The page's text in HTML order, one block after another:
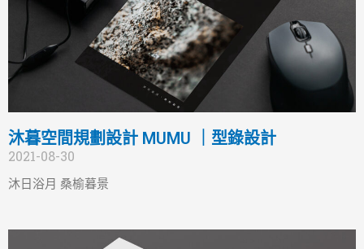
沐暮空間規劃設計 MUMU ｜型錄設計
2021-08-30
沐日浴月 桑榆暮景